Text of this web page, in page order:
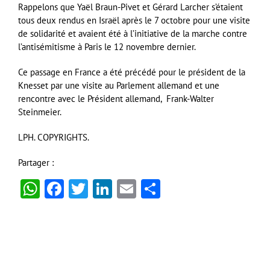
Rappelons que Yaël Braun-Pivet et Gérard Larcher s’étaient
tous deux rendus en Israël après le 7 octobre pour une visite
de solidarité et avaient été à l’initiative de la marche contre
l’antisémitisme à Paris le 12 novembre dernier.
Ce passage en France a été précédé pour le président de la
Knesset par une visite au Parlement allemand et une
rencontre avec le Président allemand, Frank-Walter
Steinmeier.
LPH. COPYRIGHTS.
Partager :
WhatsApp
Facebook
Twitter
LinkedIn
Email